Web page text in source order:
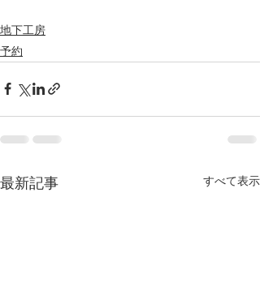
地下工房
予約
最新記事 すべて表示